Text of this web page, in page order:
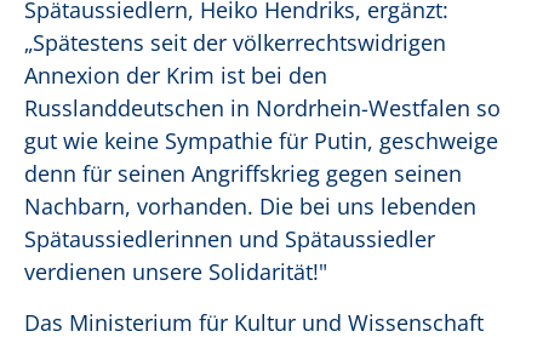
Spätaussiedlern, Heiko Hendriks, ergänzt:
„Spätestens seit der völkerrechtswidrigen
Annexion der Krim ist bei den
Russlanddeutschen in Nordrhein-Westfalen so
gut wie keine Sympathie für Putin, geschweige
denn für seinen Angriffskrieg gegen seinen
Nachbarn, vorhanden. Die bei uns lebenden
Spätaussiedlerinnen und Spätaussiedler
verdienen unsere Solidarität!"
Das Ministerium für Kultur und Wissenschaft